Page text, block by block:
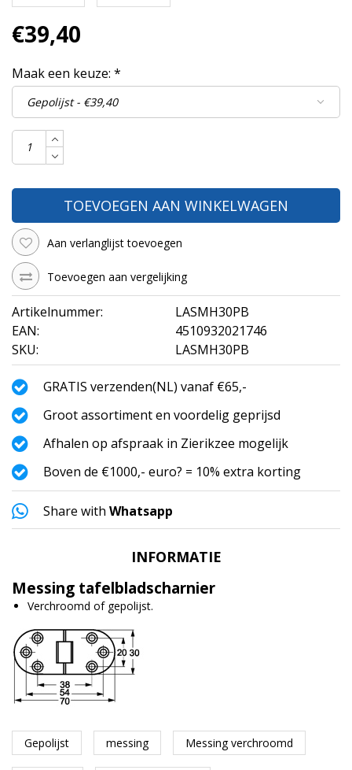
€39,40
Maak een keuze: *
TOEVOEGEN AAN WINKELWAGEN
Aan verlanglijst toevoegen
Toevoegen aan vergelijking
Artikelnummer:
LASMH30PB
EAN:
4510932021746
SKU:
LASMH30PB
GRATIS verzenden(NL) vanaf €65,-
Groot assortiment en voordelig geprijsd
Afhalen op afspraak in Zierikzee mogelijk
Boven de €1000,- euro? = 10% extra korting
Share with Whatsapp
INFORMATIE
Messing tafelbladscharnier
Verchroomd of gepolijst.
Gepolijst messing Messing verchroomd